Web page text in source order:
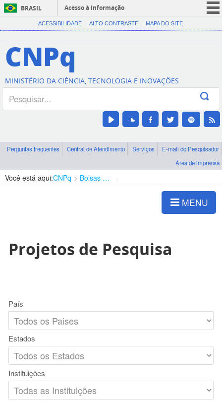
BRASIL
Acesso à informação
CORONAVÍRUS (COVID-19)
Canais
ACESSIBILIDADE ALTO CONTRASTE MAPA DO SITE
CNPq
MINISTÉRIO DA CIÊNCIA, TECNOLOGIA E INOVAÇÕES
Perguntas frequentes Central de Atendimento Serviços
E-mail do Pesquisador
Área de imprensa
Você está aqui:CNPq Bolsas e Auxílios Vigentes
MENU
Projetos de Pesquisa
País
Estados
Instituições